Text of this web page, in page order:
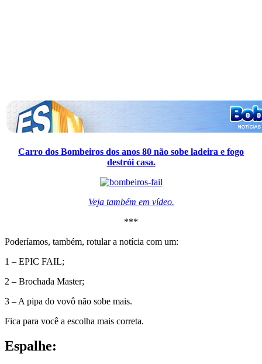
Carro dos Bombeiros dos anos 80 não sobe ladeira e fogo
destrói casa.
Veja também em vídeo.
***
Poderíamos, também, rotular a notícia com um:
1 – EPIC FAIL;
2 – Brochada Master;
3 – A pipa do vovô não sobe mais.
Fica para você a escolha mais correta.
Espalhe: